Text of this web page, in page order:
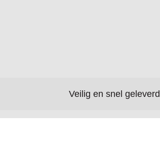
Veilig en snel geleverd